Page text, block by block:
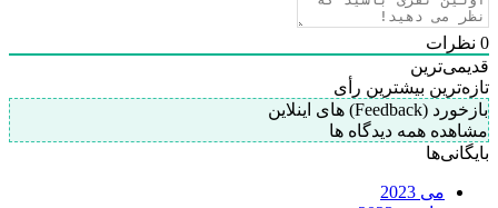
0 نظرات
قدیمی‌ترین
تازه‌ترین بیشترین رأی
بازخورد (Feedback) های اینلاین
مشاهده همه دیدگاه ها
بایگانی‌ها
می 2023